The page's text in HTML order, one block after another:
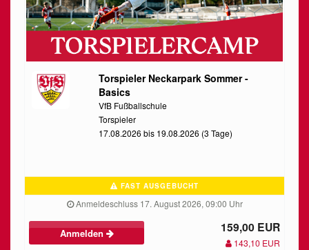
Torspieler Neckarpark Sommer -
Basics
VfB Fußballschule
Torspieler
17.08.2026 bis 19.08.2026 (3 Tage)
FAST AUSGEBUCHT
Anmeldeschluss 17. August 2026, 09:00 Uhr
Anmelden 159,00 EUR
143,10 EUR